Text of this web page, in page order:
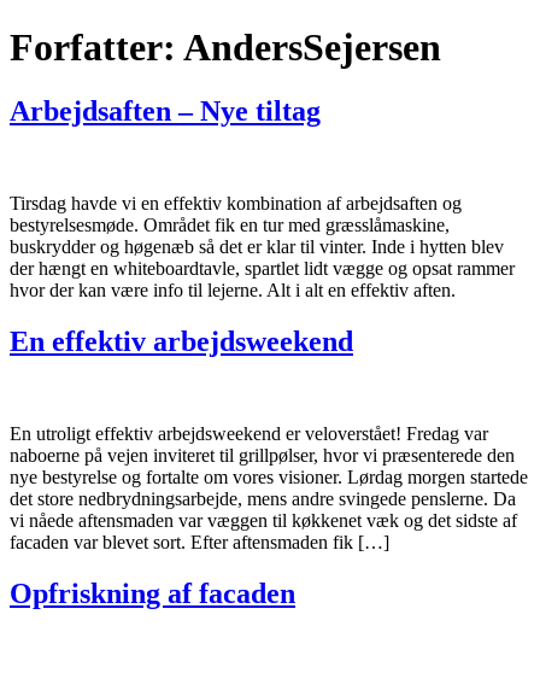
Forfatter: AndersSejersen
Arbejdsaften – Nye tiltag
Tirsdag havde vi en effektiv kombination af arbejdsaften og
bestyrelsesmøde. Området fik en tur med græsslåmaskine,
buskrydder og høgenæb så det er klar til vinter. Inde i hytten blev
der hængt en whiteboardtavle, spartlet lidt vægge og opsat rammer
hvor der kan være info til lejerne. Alt i alt en effektiv aften.
En effektiv arbejdsweekend
En utroligt effektiv arbejdsweekend er veloverstået! Fredag var
naboerne på vejen inviteret til grillpølser, hvor vi præsenterede den
nye bestyrelse og fortalte om vores visioner. Lørdag morgen startede
det store nedbrydningsarbejde, mens andre svingede penslerne. Da
vi nåede aftensmaden var væggen til køkkenet væk og det sidste af
facaden var blevet sort. Efter aftensmaden fik […]
Opfriskning af facaden